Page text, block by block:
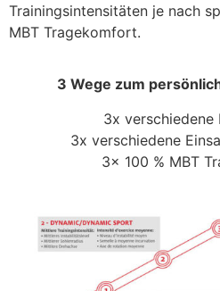
Trainingsintensitäten je nach
MBT Tragekomfort.
3 Wege zum
3x verschiedene
3x verschiedene
3x 100 % MBT